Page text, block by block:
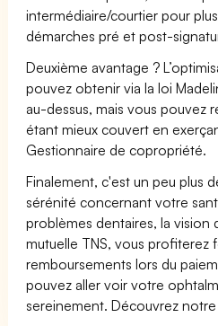
intermédiaire/courtier pour
démarches pré et post-
Deuxième avantage ?
pouvez obtenir via la loi
au-dessus, mais vous pouvez
étant mieux couvert en
Gestionnaire de copropriété.
Finalement, c'est un peu plus
sérénité concernant votre
problèmes dentaires, la vision
mutuelle TNS, vous profiterez
remboursements lors du
pouvez aller voir votre
sereinement. Découvrez notre